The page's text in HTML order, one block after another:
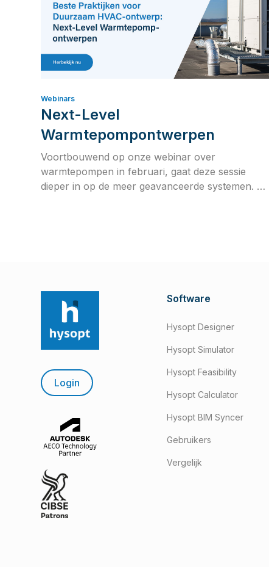
Webinars
Next-Level
Warmtepompontwerpen
Voortbouwend op onze webinar over
warmtepompen in februari, gaat deze sessie
dieper in op de meer geavanceerde systemen. We
Login
Software
Hysopt Designer
Hysopt Simulator
Hysopt Feasibility
Hysopt Calculator
Hysopt BIM Syncer
Gebruikers
Vergelijk